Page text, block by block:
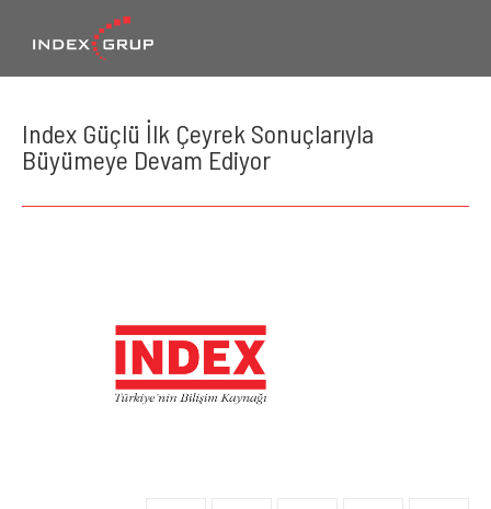
Index Güçlü İlk Çeyrek Sonuçlarıyla
Büyümeye Devam Ediyor